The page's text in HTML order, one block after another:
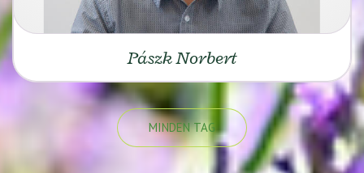
Pászk Norbert
MINDEN TAG